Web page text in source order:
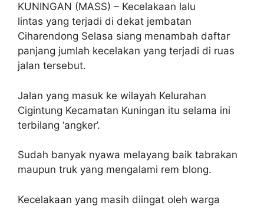
KUNINGAN (MASS) – Kecelakaan lalu
lintas yang terjadi di dekat jembatan
Ciharendong Selasa siang menambah daftar
panjang jumlah kecelakan yang terjadi di ruas
jalan tersebut.
Jalan yang masuk ke wilayah Kelurahan
Cigintung Kecamatan Kuningan itu selama ini
terbilang ‘angker’.
Sudah banyak nyawa melayang baik tabrakan
maupun truk yang mengalami rem blong.
Kecelakaan yang masih diingat oleh warga